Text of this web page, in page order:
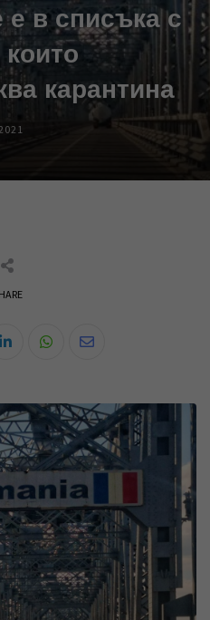
е в списъка с
карантина
n
k
e
d
I
n
W
a
t
s
a
p
p
a
r
e
i
a
E
m
a